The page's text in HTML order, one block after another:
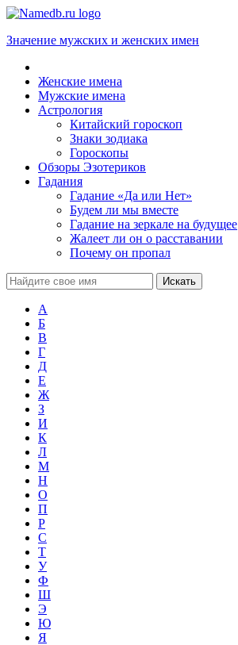
Значение мужских и женских имен
Женские имена
Мужские имена
Астрология
Китайский гороскоп
Знаки зодиака
Гороскопы
Обзоры Эзотериков
Гадания
Гадание «Да или Нет»
Будем ли мы вместе
Гадание на зеркале на будущее
Жалеет ли он о расставании
Почему он пропал
А
Б
В
Г
Д
Е
Ж
З
И
К
Л
М
Н
О
П
Р
С
Т
У
Ф
Ш
Э
Ю
Я